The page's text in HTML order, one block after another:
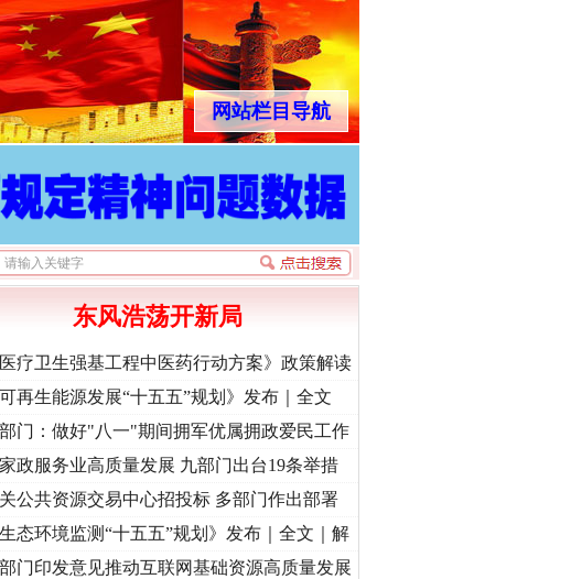
网站栏目导航
东风浩荡开新局
医疗卫生强基工程中医药行动方案》政策解读
可再生能源发展“十五五”规划》发布｜全文
门：做好"八一"期间拥军优属拥政爱民工作
政服务业高质量发展 九部门出台19条举措
公共资源交易中心招投标 多部门作出部署
生态环境监测“十五五”规划》发布｜全文｜解
门印发意见推动互联网基础资源高质量发展